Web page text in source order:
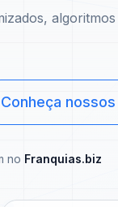
Conheça
no Franquias.biz